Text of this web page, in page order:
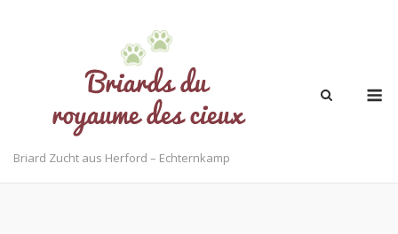
Briard Zucht aus Herford – Echternkamp